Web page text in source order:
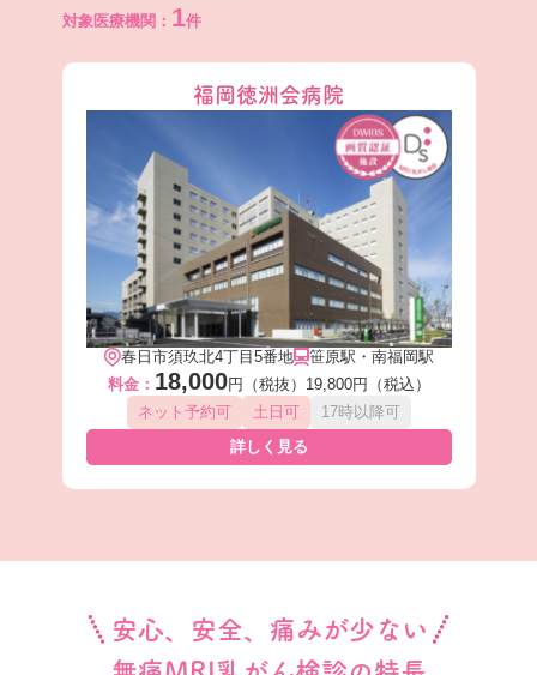
対象医療機関： 1件
福岡徳洲会病院
春日市須玖北4丁目5番地
笹原駅・南福岡駅
料金： 18,000円（税抜） 19,800円（税込）
ネット予約可
土日可
17時以降可
詳しく見る
安心、安全、痛みが少ない